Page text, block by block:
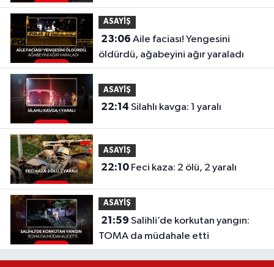
ASAYİŞ
23:06
öldürdü, ağabeyini ağır yaraladı
ASAYİŞ
22:14 Silahlı kavga: 1 yaralı
ASAYİŞ
22:10 Feci kaza: 2 ölü, 2 yaralı
ASAYİŞ
21:59
TOMA da müdahale etti